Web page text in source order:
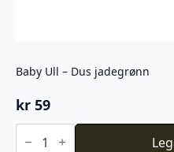
Baby Ull – Dus jadegrønn
kr 59
Baby
Ull